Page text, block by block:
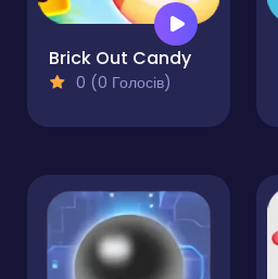
Brick Out Candy
0 (0 Голосів)